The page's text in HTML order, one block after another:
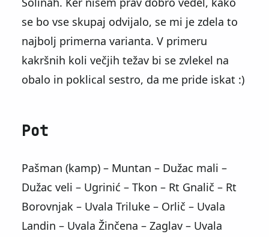
se bo vse skupaj odvijalo, se mi je zdela to
najbolj primerna varianta. V primeru
kakršnih koli večjih težav bi se zvlekel na
obalo in poklical sestro, da me pride iskat :)
Pot
Pašman (kamp) – Muntan – Dužac mali –
Dužac veli – Ugrinić – Tkon – Rt Gnalič – Rt
Borovnjak – Uvala Triluke – Orlič – Uvala
Landin – Uvala Žinčena – Zaglav – Uvala